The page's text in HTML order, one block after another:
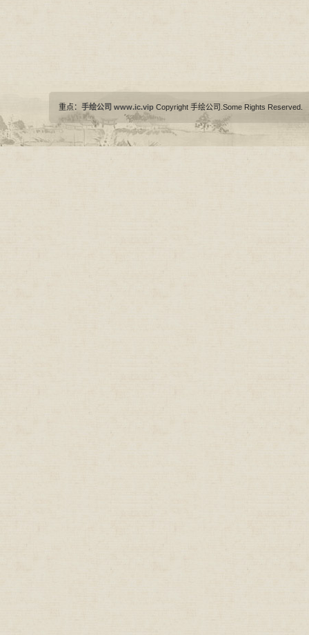
重点： 手绘公司 www.ic.vip Copyright 手绘公司.Some Rights Reserved.